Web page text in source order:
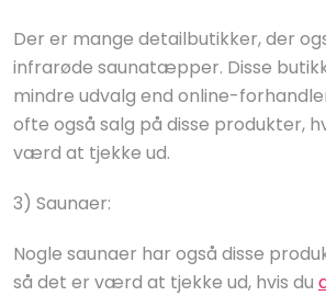
Der er mange detailbutikker, der
infrarøde saunatæpper. Disse
mindre udvalg end online-
ofte også salg på disse produkter,
værd at tjekke ud.
3) Saunaer:
Nogle saunaer har også disse
så det er værd at tjekke ud, hvis du